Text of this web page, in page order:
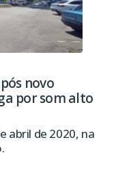
novo
por som alto
abril de 2020, na